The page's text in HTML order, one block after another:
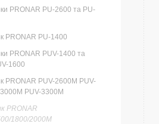
PRONAR PU-2600 та PU-
PRONAR PU-1400
PRONAR PUV-1400 та
1600
PRONAR PUV-2600M PUV-
PUV-3300M
PRONAR
1800/2000M